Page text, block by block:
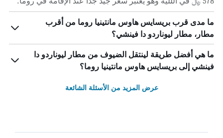
ما مدى قرب بريسايس هاوس مانتينيا روما من أقرب
مطار، مطار ليوناردو دا فينشي؟
ما هي أفضل طريقة لينتقل الضيوف من مطار ليوناردو دا
فينشي إلى بريسايس هاوس مانتينيا روما؟
عرض المزيد من الأسئلة الشائعة